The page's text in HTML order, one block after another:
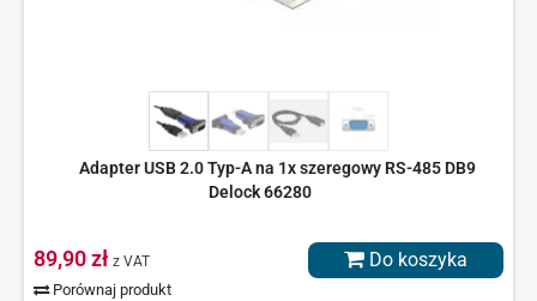
Adapter USB 2.0 Typ-A na 1x szeregowy RS-485 DB9
Delock 66280
89,90 zł z VAT
Porównaj produkt
Do koszyka